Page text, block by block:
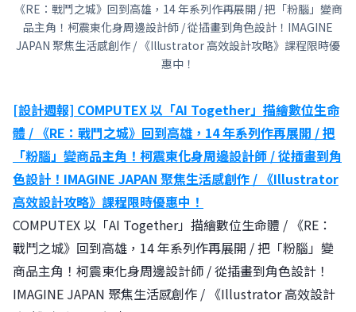
《RE：戰鬥之城》回到高雄，14 年系列作再展開 / 把「粉腦」變商
品主角！柯震東化身周邊設計師 / 從插畫到角色設計！IMAGINE
JAPAN 聚焦生活感創作 / 《Illustrator 高效設計攻略》課程限時優
惠中！
[設計週報] COMPUTEX 以「AI Together」描繪數位生命
體 / 《RE：戰鬥之城》回到高雄，14 年系列作再展開 / 把
「粉腦」變商品主角！柯震東化身周邊設計師 / 從插畫到角
色設計！IMAGINE JAPAN 聚焦生活感創作 / 《Illustrator
高效設計攻略》課程限時優惠中！
COMPUTEX 以「AI Together」描繪數位生命體 / 《RE：
戰鬥之城》回到高雄，14 年系列作再展開 / 把「粉腦」變
商品主角！柯震東化身周邊設計師 / 從插畫到角色設計！
IMAGINE JAPAN 聚焦生活感創作 / 《Illustrator 高效設計